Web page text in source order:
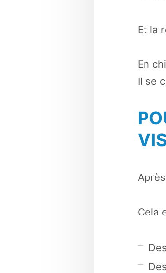
Et la
En
Il se
Cela